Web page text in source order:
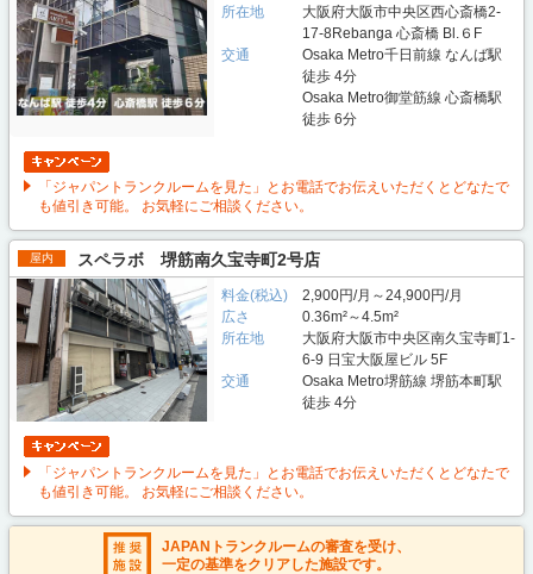
所在地
大阪府大阪市中央区西心斎橋2-
17-8Rebanga 心斎橋 Bl.６F
交通
Osaka Metro千日前線 なんば駅
徒歩 4分
Osaka Metro御堂筋線 心斎橋駅
徒歩 6分
「ジャパントランクルームを見た」とお電話でお伝えいただくとどなたで
も値引き可能。 お気軽にご相談ください。
屋内 スペラボ 堺筋南久宝寺町2号店
料金(税込)
2,900円/月～24,900円/月
広さ
0.36m²～4.5m²
所在地
大阪府大阪市中央区南久宝寺町1-
6-9 日宝大阪屋ビル 5F
交通
Osaka Metro堺筋線 堺筋本町駅
徒歩 4分
「ジャパントランクルームを見た」とお電話でお伝えいただくとどなたで
も値引き可能。 お気軽にご相談ください。
JAPANトランクルームの審査を受け、
一定の基準をクリアした施設です。